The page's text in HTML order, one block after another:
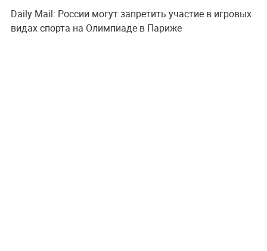
Daily Mail: России могут запретить участие в игровых
видах спорта на Олимпиаде в Париже